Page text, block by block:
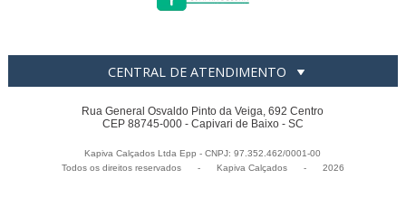
CENTRAL DE ATENDIMENTO
Rua General Osvaldo Pinto da Veiga, 692 Centro
CEP 88745-000 - Capivari de Baixo - SC
Kapiva Calçados Ltda Epp - CNPJ: 97.352.462/0001-00
Todos os direitos reservados
- Kapiva Calçados - 2026